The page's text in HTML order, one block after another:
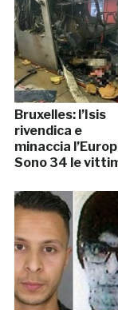
Bruxelles: l’Isis
rivendica e
minaccia
Sono 34 le